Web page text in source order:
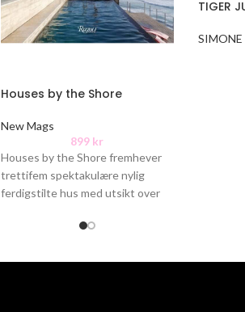
Houses by the Shore
New Mags
899 kr
Houses by the Shore fremhever
trettifem spektakulære nylig
ferdigstilte hus med utsikt over
TIGER
SIMONE